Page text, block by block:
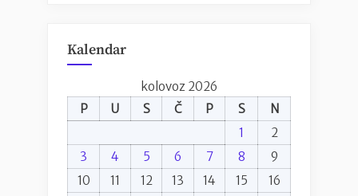
Kalendar
kolovoz 2026
P
U S Č P S
N
1
2
3
4 5 6 7 8
9
10
11 12 13 14 15
16